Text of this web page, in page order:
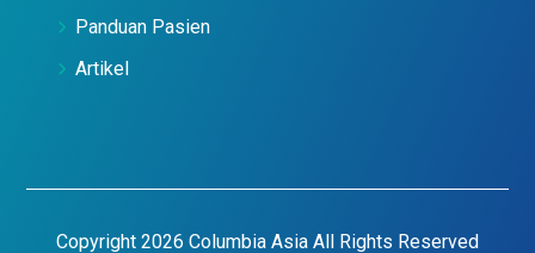
Panduan Pasien
Artikel
Copyright 2026 Columbia Asia All Rights Reserved